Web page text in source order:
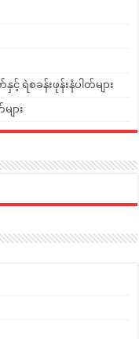
ရဲစခန်းဖုန်းနံပါတ်များ
ား